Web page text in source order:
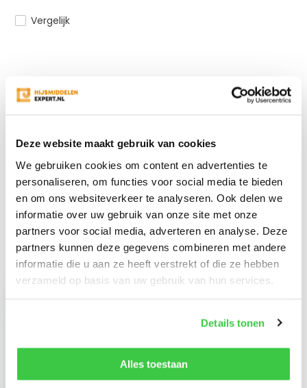
Deze website maakt gebruik van cookies
We gebruiken cookies om content en advertenties te
personaliseren, om functies voor social media te bieden
en om ons websiteverkeer te analyseren. Ook delen we
informatie over uw gebruik van onze site met onze
partners voor social media, adverteren en analyse. Deze
partners kunnen deze gegevens combineren met andere
informatie die u aan ze heeft verstrekt of die ze hebben
verzameld op basis van uw gebruik van hun services.
Details tonen
Alles toestaan
Vergelijk
Reviews
Delen
Recent bekeken